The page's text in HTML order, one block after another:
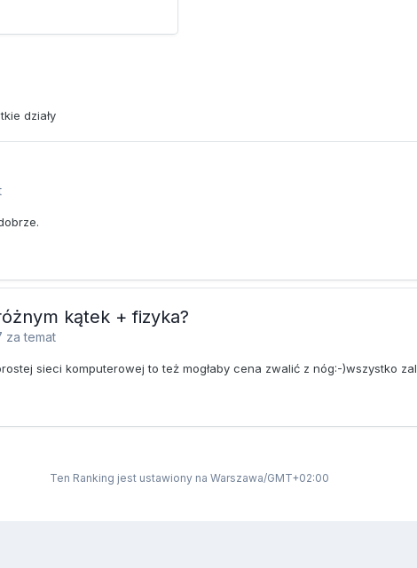
działy
kątek + fizyka?
za temat
sieci komputerowej to też mogłaby cena zwalić z nóg:-)wszystko
Ten Ranking jest ustawiony na Warszawa/GMT+02:00